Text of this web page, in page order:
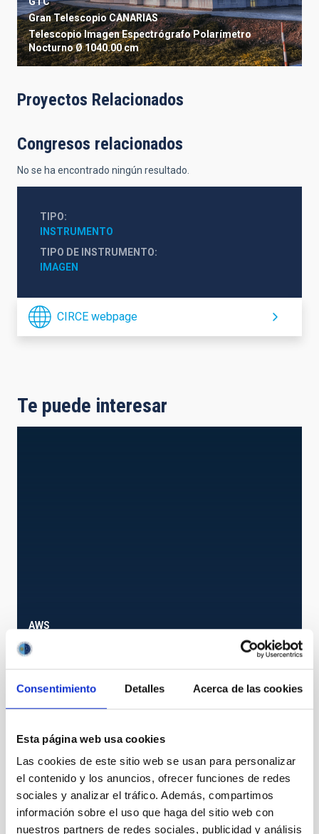
Consentimiento Detalles Acerca de las cookies
Esta página web usa cookies
Las cookies de este sitio web se usan para personalizar
el contenido y los anuncios, ofrecer funciones de redes
sociales y analizar el tráfico. Además, compartimos
información sobre el uso que haga del sitio web con
nuestros partners de redes sociales, publicidad y análisis
Gran Telescopio CANARIAS
TelescopioImagenEspectrógrafoPolarímetro
NocturnoØ 1040.00 cm
Proyectos Relacionados
Congresos relacionados
No se ha encontrado ningún resultado.
TIPO
INSTRUMENTO
TIPO DE INSTRUMENTO
IMAGEN
CIRCE webpage
Te puede interesar
AWS
Automatic Weather Station
Instrumento